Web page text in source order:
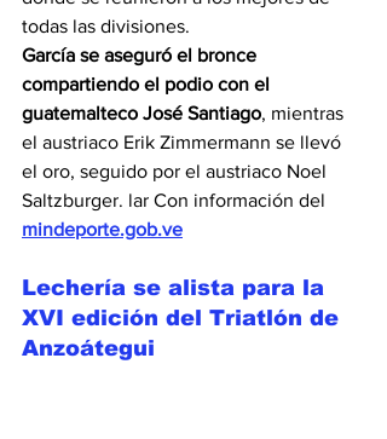
todas las divisiones.
García se aseguró el bronce
compartiendo el podio con el
guatemalteco José Santiago, mientras
el austriaco Erik Zimmermann se llevó
el oro, seguido por el austriaco Noel
Saltzburger. lar Con información del
mindeporte.gob.ve
Lechería se alista para la
XVI edición del Triatlón de
Anzoátegui